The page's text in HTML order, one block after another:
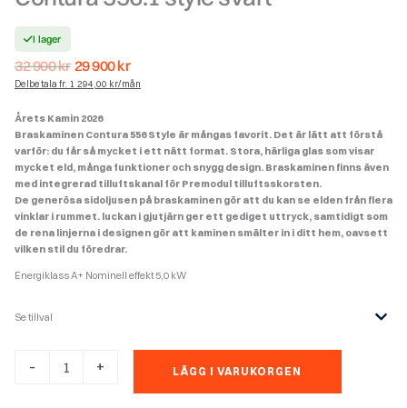
I lager
32 900kr Det
ursprungliga
priset
var:
32
900 kr.
29 900krDet
nuvarande
priset
29
900 kr.
Delbetala fr. 1 294,00 kr/mån
Årets Kamin 2026
Braskaminen Contura 556 Style är mångas favorit. Det är lätt att förstå
varför: du får så mycket i ett nätt format. Stora, härliga glas som visar
mycket eld, många funktioner och snygg design. Braskaminen finns även
med integrerad tilluftskanal för Premodul tilluftsskorsten.
De generösa sidoljusen på braskaminen gör att du kan se elden från flera
vinklar i rummet. luckan i gjutjärn ger ett gediget uttryck, samtidigt som
de rena linjerna i designen gör att kaminen smälter in i ditt hem, oavsett
vilken stil du föredrar.
Energiklass A+ Nominell effekt 5,0 kW
Se tillval
- + LÄGG I VARUKORGEN